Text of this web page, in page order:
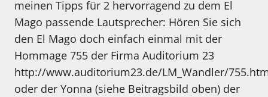
meinen Tipps für 2 hervorragend zu dem El
Mago passende Lautsprecher: Hören Sie sich
den El Mago doch einfach einmal mit der
Hommage 755 der Firma Auditorium 23
http://www.auditorium23.de/LM_Wandler/
oder der Yonna (siehe Beitragsbild oben) der